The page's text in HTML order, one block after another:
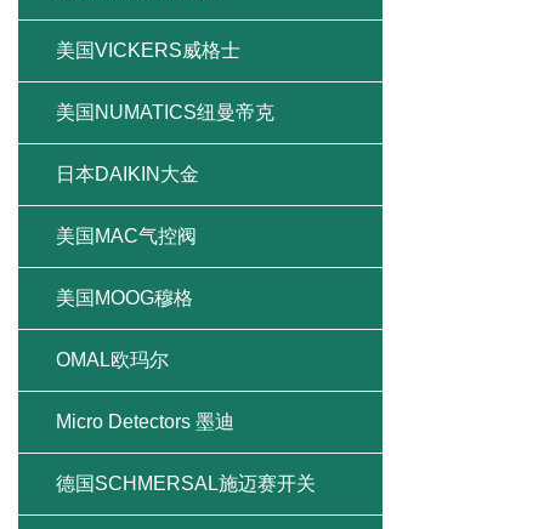
美国VICKERS威格士
美国NUMATICS纽曼帝克
日本DAIKIN大金
美国MAC气控阀
美国MOOG穆格
OMAL欧玛尔
Micro Detectors 墨迪
德国SCHMERSAL施迈赛开关